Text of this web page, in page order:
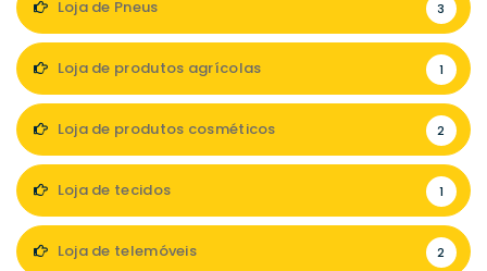
Loja de Pneus 3
Loja de produtos agrícolas 1
Loja de produtos cosméticos 2
Loja de tecidos 1
Loja de telemóveis 2